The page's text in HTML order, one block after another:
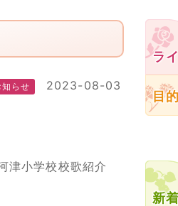
ラ
目
新
知らせ
2023-08-03
津小学校校歌紹介